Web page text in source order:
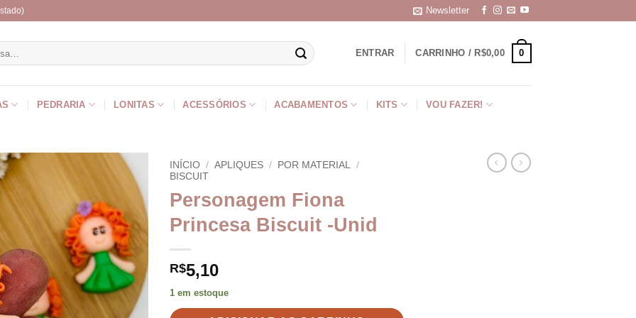
Newsletter
ENTRAR CARRINHO / R$0,00 0
PEDRARIA LONITAS ACESSÓRIOS ACABAMENTOS KITS VOU FAZER!
INÍCIO / APLIQUES / POR MATERIAL /
BISCUIT
Personagem Fiona
Princesa Biscuit -Unid
R$5,10
1 em estoque